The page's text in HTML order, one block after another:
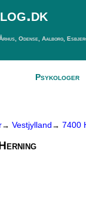
Odense, Aalborg,
Psykologer
→ Vestjylland → 7400